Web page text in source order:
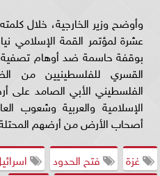
وأوضح وزير الخارجية، خلال
عشرة لمؤتمر القمة الإسلامي
بوقفة حاسمة ضد أوهام تصفية
القسري للفلسطينيين من
الفلسطيني الأبي الصامد على
الإسلامية والعربية وشعوب
أصحاب الأرض من أرضهم المحتلة
غزة
فتح الحدود